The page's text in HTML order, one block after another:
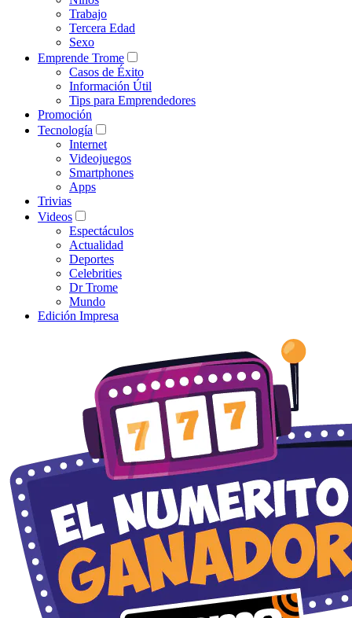
Trabajo
Tercera Edad
Sexo
Emprende Trome
Casos de Éxito
Información Útil
Tips para Emprendedores
Promoción
Tecnología
Internet
Videojuegos
Smartphones
Apps
Trivias
Videos
Espectáculos
Actualidad
Deportes
Celebrities
Dr Trome
Mundo
Edición Impresa